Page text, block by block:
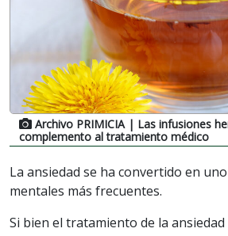
Archivo PRIMICIA | Las infusiones
complemento al tratamiento médico
La ansiedad se ha convertido en
mentales más frecuentes.
Si bien el tratamiento de la